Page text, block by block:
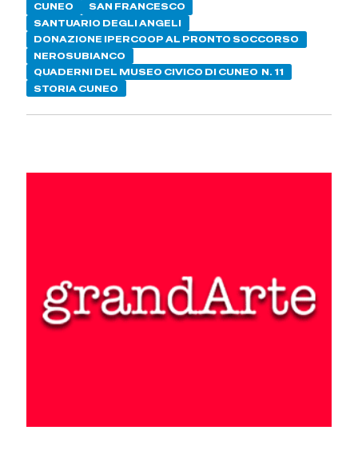
CUNEO
SAN FRANCESCO
SANTUARIO DEGLI ANGELI
DONAZIONE IPERCOOP AL PRONTO SOCCORSO
NEROSUBIANCO
QUADERNI DEL MUSEO CIVICO DI CUNEO N. 11
STORIA CUNEO